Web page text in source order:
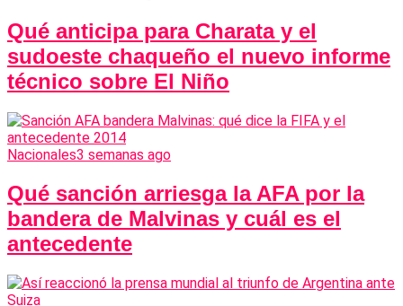
Qué anticipa para Charata y el
sudoeste chaqueño el nuevo informe
técnico sobre El Niño
Nacionales3 semanas ago
Qué sanción arriesga la AFA por la
bandera de Malvinas y cuál es el
antecedente